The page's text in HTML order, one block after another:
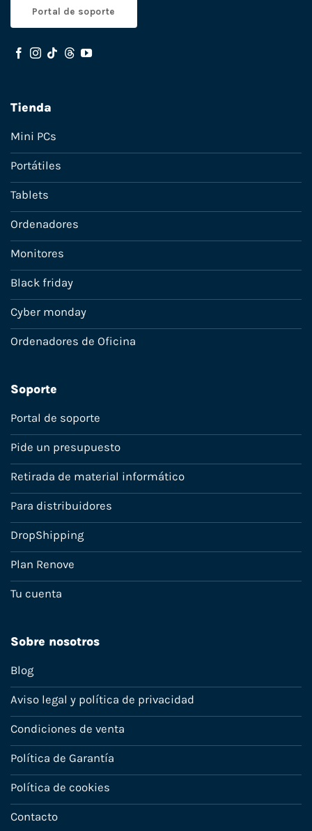
Portal de soporte
Tienda
Mini PCs
Portátiles
Tablets
Ordenadores
Monitores
Black friday
Cyber monday
Ordenadores de Oficina
Soporte
Portal de soporte
Pide un presupuesto
Retirada de material informático
Para distribuidores
DropShipping
Plan Renove
Tu cuenta
Sobre nosotros
Blog
Aviso legal y política de privacidad
Condiciones de venta
Política de Garantía
Política de cookies
Contacto